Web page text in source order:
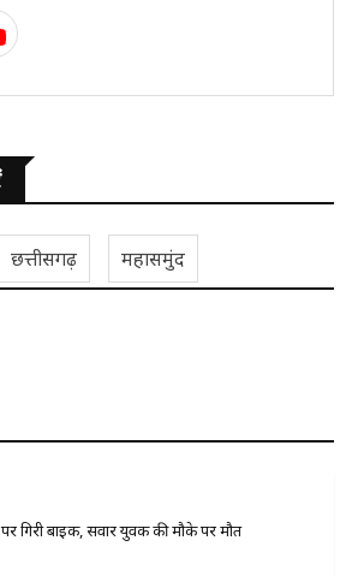
छत्तीसगढ़ महासमुंद
गिरी बाइक, सवार युवक की मौके पर मौत